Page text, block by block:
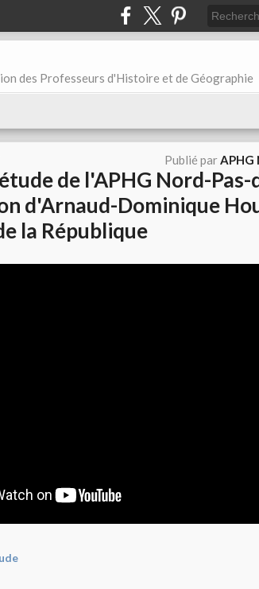
des Professeurs d'Histoire et de Géographie
Publié parAPHG
de l'APHG Nord-Pas-
d'Arnaud-Dominique
la République